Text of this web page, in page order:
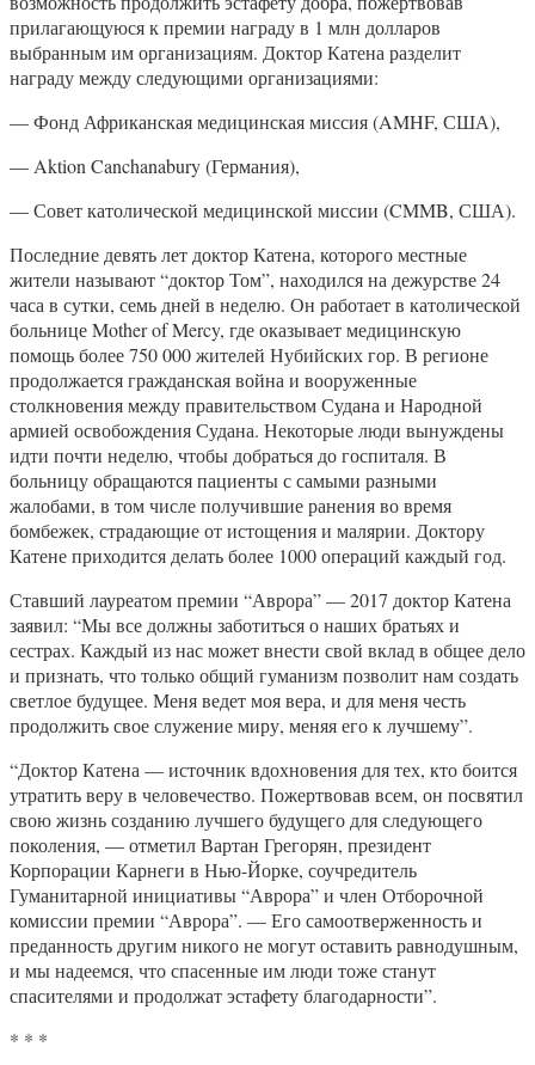
прилагающуюся к премии награду в 1 млн долларов
выбранным им организациям. Доктор Катена разделит
награду между следующими организациями:
— Фонд Африканская медицинская миссия (AMHF, США),
— Aktion Canchanabury (Германия),
— Совет католической медицинской миссии (CMMB, США).
Последние девять лет доктор Катена, которого местные
жители называют “доктор Том”, находился на дежурстве 24
часа в сутки, семь дней в неделю. Он работает в католической
больнице Mother of Mercy, где оказывает медицинскую
помощь более 750 000 жителей Нубийских гор. В регионе
продолжается гражданская война и вооруженные
столкновения между правительством Судана и Народной
армией освобождения Судана. Некоторые люди вынуждены
идти почти неделю, чтобы добраться до госпиталя. В
больницу обращаются пациенты с самыми разными
жалобами, в том числе получившие ранения во время
бомбежек, страдающие от истощения и малярии. Доктору
Катене приходится делать более 1000 операций каждый год.
Ставший лауреатом премии “Аврора” — 2017 доктор Катена
заявил: “Мы все должны заботиться о наших братьях и
сестрах. Каждый из нас может внести свой вклад в общее дело
и признать, что только общий гуманизм позволит нам создать
светлое будущее. Меня ведет моя вера, и для меня честь
продолжить свое служение миру, меняя его к лучшему”.
“Доктор Катена — источник вдохновения для тех, кто боится
утратить веру в человечество. Пожертвовав всем, он посвятил
свою жизнь созданию лучшего будущего для следующего
поколения, — отметил Вартан Грегорян, президент
Корпорации Карнеги в Нью-Йорке, соучредитель
Гуманитарной инициативы “Аврора” и член Отборочной
комиссии премии “Аврора”. — Его самоотверженность и
преданность другим никого не могут оставить равнодушным,
и мы надеемся, что спасенные им люди тоже станут
спасителями и продолжат эстафету благодарности”.
* * *